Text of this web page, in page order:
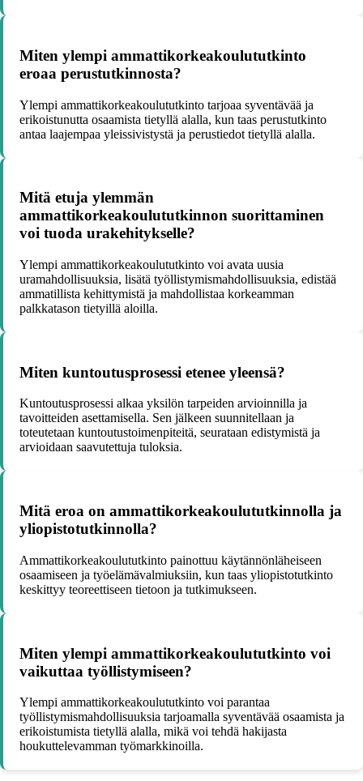
Miten ylempi ammattikorkeakoulututkinto
eroaa perustutkinnosta?
Ylempi ammattikorkeakoulututkinto tarjoaa syventävää ja
erikoistunutta osaamista tietyllä alalla, kun taas perustutkinto
antaa laajempaa yleissivistystä ja perustiedot tietyllä alalla.
Mitä etuja ylemmän
ammattikorkeakoulututkinnon suorittaminen
voi tuoda urakehitykselle?
Ylempi ammattikorkeakoulututkinto voi avata uusia
uramahdollisuuksia, lisätä työllistymismahdollisuuksia, edistää
ammatillista kehittymistä ja mahdollistaa korkeamman
palkkatason tietyillä aloilla.
Miten kuntoutusprosessi etenee yleensä?
Kuntoutusprosessi alkaa yksilön tarpeiden arvioinnilla ja
tavoitteiden asettamisella. Sen jälkeen suunnitellaan ja
toteutetaan kuntoutustoimenpiteitä, seurataan edistymistä ja
arvioidaan saavutettuja tuloksia.
Mitä eroa on ammattikorkeakoulututkinnolla ja
yliopistotutkinnolla?
Ammattikorkeakoulututkinto painottuu käytännönläheiseen
osaamiseen ja työelämävalmiuksiin, kun taas yliopistotutkinto
keskittyy teoreettiseen tietoon ja tutkimukseen.
Miten ylempi ammattikorkeakoulututkinto voi
vaikuttaa työllistymiseen?
Ylempi ammattikorkeakoulututkinto voi parantaa
työllistymismahdollisuuksia tarjoamalla syventävää osaamista ja
erikoistumista tietyllä alalla, mikä voi tehdä hakijasta
houkuttelevamman työmarkkinoilla.